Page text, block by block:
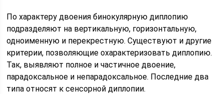
По характеру двоения бинокулярную диплопию
подразделяют на вертикальную, горизонтальную,
одноименную и перекрестную. Существуют и другие
критерии, позволяющие охарактеризовать диплопию.
Так, выявляют полное и частичное двоение,
парадоксальное и непарадоксальное. Последние два
типа относят к сенсорной диплопии.